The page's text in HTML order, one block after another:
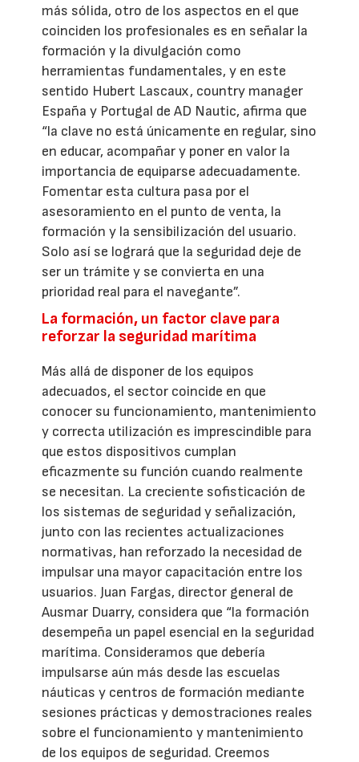
más sólida, otro de los aspectos en el que
coinciden los profesionales es en señalar la
formación y la divulgación como
herramientas fundamentales, y en este
sentido Hubert Lascaux, country manager
España y Portugal de AD Nautic, afirma que
“la clave no está únicamente en regular, sino
en educar, acompañar y poner en valor la
importancia de equiparse adecuadamente.
Fomentar esta cultura pasa por el
asesoramiento en el punto de venta, la
formación y la sensibilización del usuario.
Solo así se logrará que la seguridad deje de
ser un trámite y se convierta en una
prioridad real para el navegante”.
La formación, un factor clave para
reforzar la seguridad marítima
Más allá de disponer de los equipos
adecuados, el sector coincide en que
conocer su funcionamiento, mantenimiento
y correcta utilización es imprescindible para
que estos dispositivos cumplan
eficazmente su función cuando realmente
se necesitan. La creciente sofisticación de
los sistemas de seguridad y señalización,
junto con las recientes actualizaciones
normativas, han reforzado la necesidad de
impulsar una mayor capacitación entre los
usuarios. Juan Fargas, director general de
Ausmar Duarry, considera que “la formación
desempeña un papel esencial en la seguridad
marítima. Consideramos que debería
impulsarse aún más desde las escuelas
náuticas y centros de formación mediante
sesiones prácticas y demostraciones reales
sobre el funcionamiento y mantenimiento
de los equipos de seguridad. Creemos